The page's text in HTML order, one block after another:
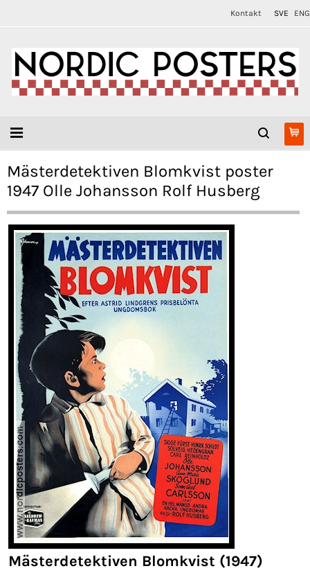
Kontakt SVE ENG
Mästerdetektiven Blomkvist poster
1947 Olle Johansson Rolf Husberg
Mästerdetektiven Blomkvist (1947)